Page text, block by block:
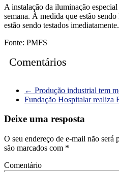
A instalação da iluminação
semana. À medida que estão
estão sendo testados imediatamente.
Fonte: PMFS
Comentários
← Produção industrial tem
Fundação Hospitalar realiza
Deixe uma resposta
O seu endereço de e-mail não será
são marcados com *
Comentário